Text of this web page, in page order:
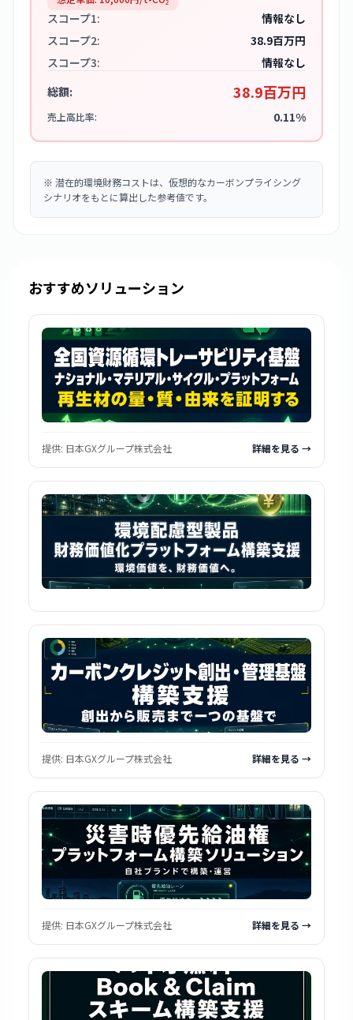
スコープ1:
情報なし
スコープ2:
38.9百万円
スコープ3:
情報なし
総額:
38.9百万円
売上高比率: 0.11%
※ 潜在的環境財務コストは、仮想的なカーボンプライシング
シナリオをもとに算出した参考値です。
おすすめソリューション
提供: 日本GXグループ株式会社 詳細を見る →
提供: 日本GXグループ株式会社 詳細を見る →
提供: 日本GXグループ株式会社 詳細を見る →